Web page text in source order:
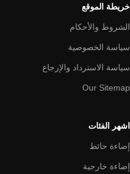
خريطة الموقع
الشروط والأحكام
سياسة الخصوصية
سياسة الاسترداد والإرجاع
Our Sitemap
اشهر الفئات
إضاءة حائط
إضاءة خارجية